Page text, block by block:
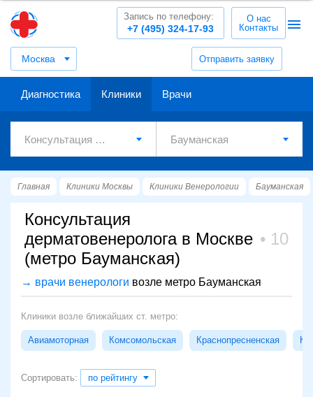
Москва Отправить заявку
+7 (495) 324-17-93
Запись по телефону:
О нас
Контакты
Диагностика Клиники Врачи
Главная Клиники Москвы Клиники Венерологии Бауманская
Консультация
дерматовенеролога в Москве
(метро Бауманская)
10
→ врачи венерологи возле метро Бауманская
Клиники возле ближайших ст. метро:
Авиамоторная Комсомольская Краснопресненская
Сортировать: по рейтингу